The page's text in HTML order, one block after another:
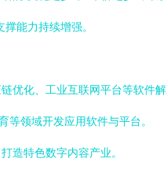
能力持续增强。
化、工业互联网平台等软件解
等领域开发应用软件与平台。
造特色数字内容产业。